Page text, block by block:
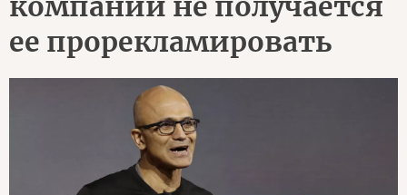
ее прорекламировать